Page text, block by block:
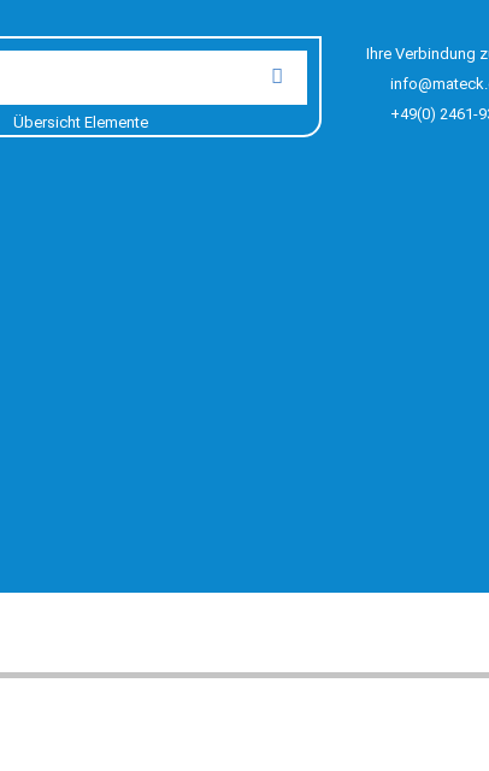
Übersicht Elemente
Ihre Verbindung
+49(0) 2461-